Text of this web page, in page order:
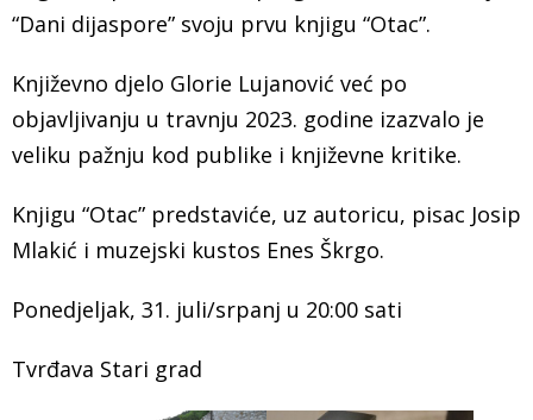
“Dani dijaspore” svoju prvu knjigu “Otac”.
Književno djelo Glorie Lujanović već po
objavljivanju u travnju 2023. godine izazvalo je
veliku pažnju kod publike i književne kritike.
Knjigu “Otac” predstaviće, uz autoricu, pisac Josip
Mlakić i muzejski kustos Enes Škrgo.
Ponedjeljak, 31. juli/srpanj u 20:00 sati
Tvrđava Stari grad